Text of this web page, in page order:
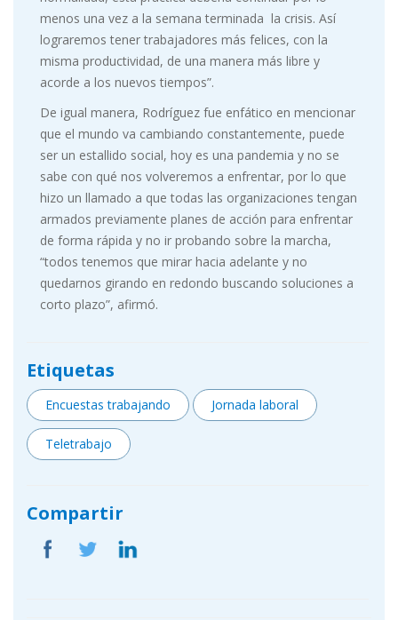
menos una vez a la semana terminada la crisis. Así
lograremos tener trabajadores más felices, con la
misma productividad, de una manera más libre y
acorde a los nuevos tiempos”.
De igual manera, Rodríguez fue enfático en mencionar
que el mundo va cambiando constantemente, puede
ser un estallido social, hoy es una pandemia y no se
sabe con qué nos volveremos a enfrentar, por lo que
hizo un llamado a que todas las organizaciones tengan
armados previamente planes de acción para enfrentar
de forma rápida y no ir probando sobre la marcha,
“todos tenemos que mirar hacia adelante y no
quedarnos girando en redondo buscando soluciones a
corto plazo”, afirmó.
Etiquetas
Encuestas trabajando Jornada laboral
Teletrabajo
Compartir